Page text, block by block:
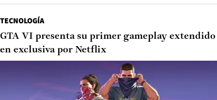
TECNOLOGÍA
GTA VI presenta su primer gameplay extendido
en exclusiva por Netflix